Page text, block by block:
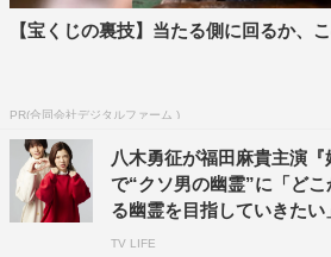
じゃないかと思います…！ コメデ
ンキュンしながら楽しんでほしいで
◆初のヒロイン役についての意気込
【宝くじの裏技】当たる側に回るか、
PR(合同会社デジタルファーム )
八木勇征が福田麻貴主演『
で“クソ男の幽霊”に「ど
る幽霊を目指していきたい
TV LIFE